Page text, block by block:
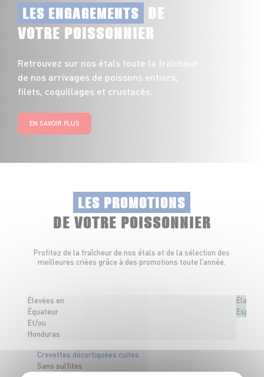
LES ENGAGEMENTS DE
VOTRE POISSONNIER
Retrouvez sur nos étals toute la fraîcheur
de nos arrivages de poissons entiers,
filets, coquillages et crustacés.
EN SAVOIR PLUS
LES PROMOTIONS
DE VOTRE POISSONNIER
Profitez de la fraîcheur de nos étals et de la sélection des
meilleures criées grâce à des promotions toute l’année.
Élevées en
Équateur
Et/ou
Honduras
Crevettes décortiquées cuites
Sans sulfites
Élaboré